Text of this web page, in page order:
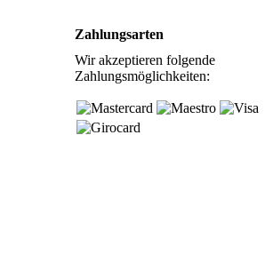
Zahlungsarten
Wir akzeptieren folgende
Zahlungsmöglichkeiten: